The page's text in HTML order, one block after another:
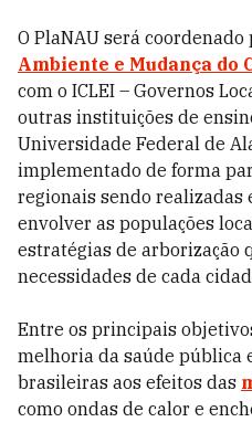
O PlaNAU será coordenado
Ambiente e Mudança do
com o ICLEI – Governos
outras instituições de
Universidade Federal de
implementado de forma
regionais sendo realizadas
envolver as populações
estratégias de arborização
necessidades de cada
Entre os principais
melhoria da saúde pública
brasileiras aos efeitos das
como ondas de calor e